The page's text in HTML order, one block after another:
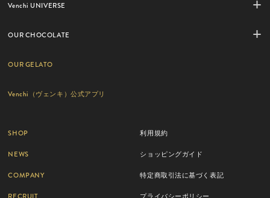
Venchi UNIVERSE
OUR CHOCOLATE
OUR GELATO
Venchi（ヴェンキ）公式アプリ
SHOP
NEWS
COMPANY
RECRUIT
利用規約
ショッピングガイド
特定商取引法に基づく表記
プライバシーポリシー